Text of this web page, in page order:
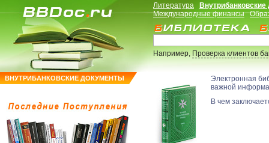
ВНУТРИБАНКОВСКИЕ ДОКУМЕНТЫ
Литература
Международные финансы
Например,Проверка клиентов
Электронная
важной
В чем